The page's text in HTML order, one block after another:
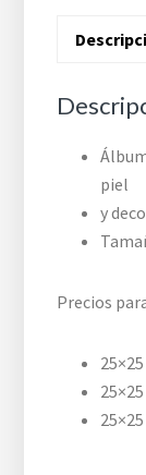
piel
y
Precios